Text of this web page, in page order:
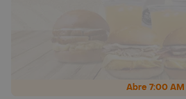
Abre 7:00 AM